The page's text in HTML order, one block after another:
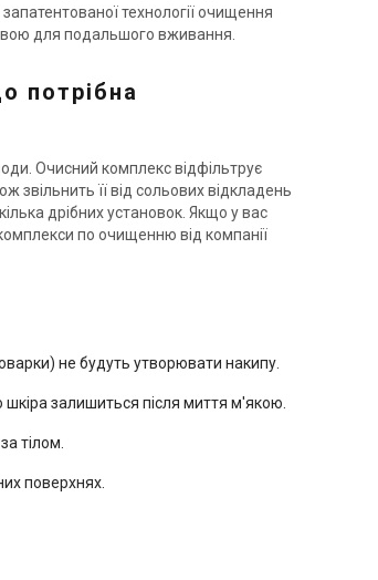
заліза
C
Фільтр для видалення заліза
Ecosoft FK 1252 CE MIX A
Ціна
Залишити відгук
технології очищення
для подальшого вживання.
потрібна
Очисний комплекс відфільтрує
звільнить її від сольових відкладень
дрібних установок. Якщо у вас
по очищенню від компанії
не будуть утворювати накипу.
залишиться після миття м'якою.
тілом.
поверхнях.